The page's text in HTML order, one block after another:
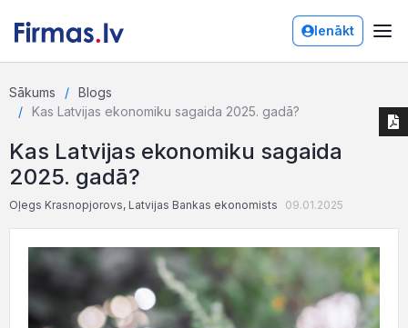
Ienākt
Sākums
Blogs
Kas Latvijas ekonomiku sagaida 2025. gadā?
Kas Latvijas ekonomiku sagaida
2025. gadā?
Oļegs Krasnopjorovs, Latvijas Bankas ekonomists 09.01.2025